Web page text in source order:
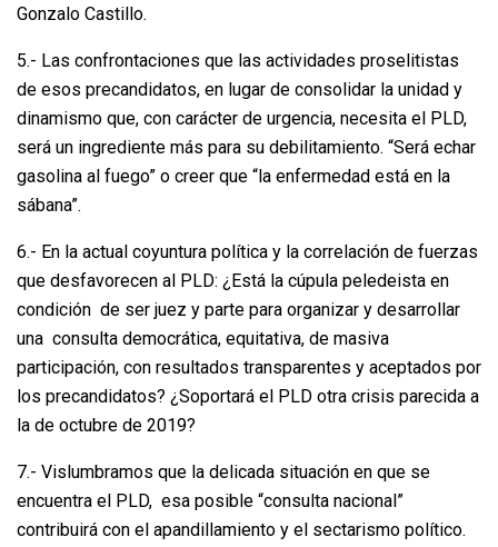
Gonzalo Castillo.
5.- Las confrontaciones que las actividades proselitistas
de esos precandidatos, en lugar de consolidar la unidad y
dinamismo que, con carácter de urgencia, necesita el PLD,
será un ingrediente más para su debilitamiento. “Será echar
gasolina al fuego” o creer que “la enfermedad está en la
sábana”.
6.- En la actual coyuntura política y la correlación de fuerzas
que desfavorecen al PLD: ¿Está la cúpula peledeista en
condición de ser juez y parte para organizar y desarrollar
una consulta democrática, equitativa, de masiva
participación, con resultados transparentes y aceptados por
los precandidatos? ¿Soportará el PLD otra crisis parecida a
la de octubre de 2019?
7.- Vislumbramos que la delicada situación en que se
encuentra el PLD, esa posible “consulta nacional”
contribuirá con el apandillamiento y el sectarismo político.